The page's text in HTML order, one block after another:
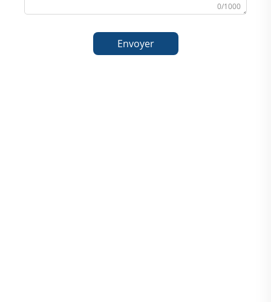
0/1000
Envoyer